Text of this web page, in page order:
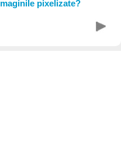
pixelizate?